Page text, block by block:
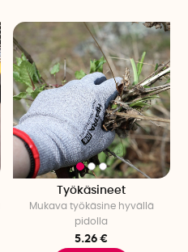
Työkäsineet
Mukava työkäsine hyvällä
pidolla
5.26 €